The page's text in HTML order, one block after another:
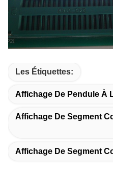
Les Étiquettes:
Affichage De Pendule À
Affichage De Segment
Affichage De Segment